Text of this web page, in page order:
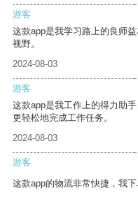
游客
这款app是我学习路上的良师
视野。
2024-08-03
游客
这款app是我工作上的得力助
更轻松地完成工作任务。
2024-08-03
游客
这款app的物流非常快捷，我下